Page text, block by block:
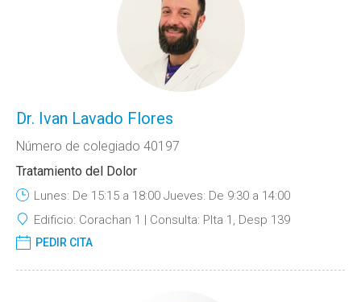
Dr. Ivan Lavado Flores
Número de colegiado 40197
Tratamiento del Dolor
Lunes: De 15:15 a 18:00 Jueves: De 9:30 a 14:00
Edificio: Corachan 1 Consulta: Plta 1, Desp 139
PEDIR CITA